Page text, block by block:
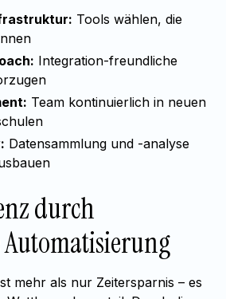
Tools wählen, die
Integration-freundliche
Team kontinuierlich in neuen
Datensammlung und -analyse
durch
mehr als nur Zeitersparnis – es